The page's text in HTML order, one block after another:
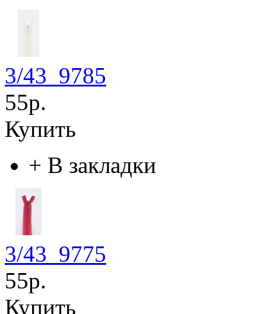
3/43_9785
55р.
Купить
+ В закладки
3/43_9775
55р.
Купить